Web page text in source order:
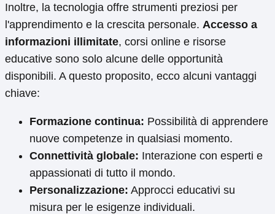
Inoltre, la tecnologia offre strumenti preziosi per
l'apprendimento e la crescita personale. Accesso a
informazioni illimitate, corsi online e risorse
educative sono solo alcune delle opportunità
disponibili. A questo proposito, ecco alcuni vantaggi
chiave:
Formazione continua: Possibilità di apprendere
nuove competenze in qualsiasi momento.
Connettività globale: Interazione con esperti e
appassionati di tutto il mondo.
Personalizzazione: Approcci educativi su
misura per le esigenze individuali.